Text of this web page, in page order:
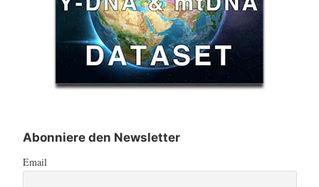
Abonniere den Newsletter
Email